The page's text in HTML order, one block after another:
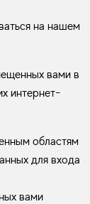
на нашем
вами в
интернет-
областям
для входа
вами